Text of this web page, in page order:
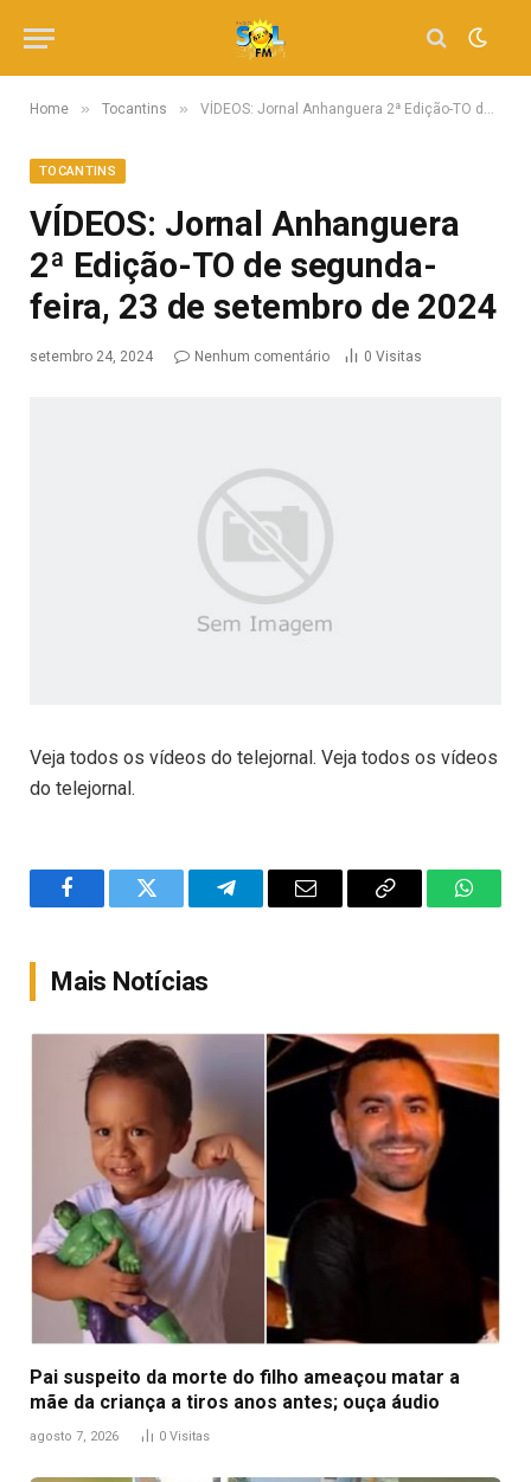
Home » Tocantins » VÍDEOS: Jornal Anhanguera 2ª Edição-TO de segunda-feira, 23 de setembro de 2024
TOCANTINS
VÍDEOS: Jornal Anhanguera
2ª Edição-TO de segunda-
feira, 23 de setembro de 2024
setembro 24, 2024 Nenhum comentário 0 Visitas
Veja todos os vídeos do telejornal. Veja todos os vídeos
do telejornal.
FacebookTwitter TelegramEmail
Copy
Mais Notícias
Pai suspeito da morte do filho ameaçou matar a
mãe da criança a tiros anos antes; ouça áudio
agosto 7, 2026 0 Visitas